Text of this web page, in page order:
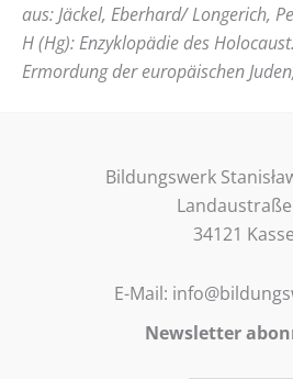
aus: Jäckel, Eberhard/ Longerich,
H (Hg): Enzyklopädie des
Ermordung der europäischen
Bildungswerk
34121
E-Mail:
Newsletter